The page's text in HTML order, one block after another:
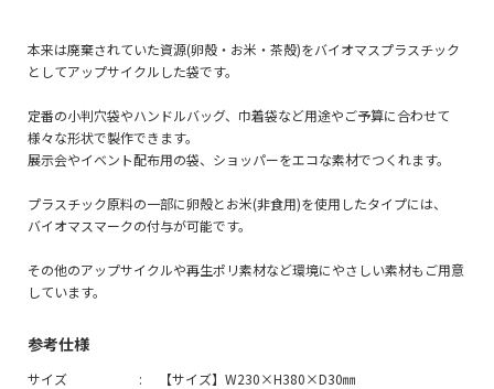
本来は廃棄されていた資源(卵殻・お米・茶殻)をバイオマスプラスチック
としてアップサイクルした袋です。
定番の小判穴袋やハンドルバッグ、巾着袋など用途やご予算に合わせて
様々な形状で製作できます。
展示会やイベント配布用の袋、ショッパーをエコな素材でつくれます。
プラスチック原料の一部に卵殻とお米(非食用)を使用したタイプには、
バイオマスマークの付与が可能です。
その他のアップサイクルや再生ポリ素材など環境にやさしい素材もご用意
しています。
参考仕様
サイズ
【サイズ】W230×H380×D30㎜